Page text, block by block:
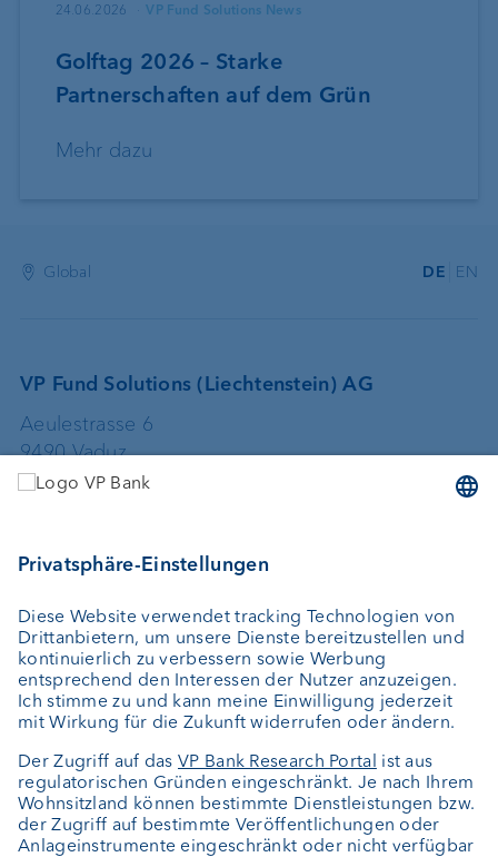
24.06.2026 VP Fund Solutions News
Golftag 2026 – Starke
Partnerschaften auf dem Grün
Mehr dazu
Global DE EN
VP Fund Solutions (Liechtenstein) AG
Aeulestrasse 6
9490 Vaduz
Liechtenstein
VP Fund Solutions (Luxembourg) SA
2, rue Edward Steichen
2540 Luxembourg
Luxemburg
FundClients-LUX@vpbank.com
Service